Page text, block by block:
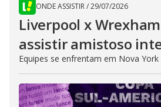
ONDE ASSISTIR/29/07/2026
Liverpool x
assistir amistoso
Equipes se enfrentam em Nova York